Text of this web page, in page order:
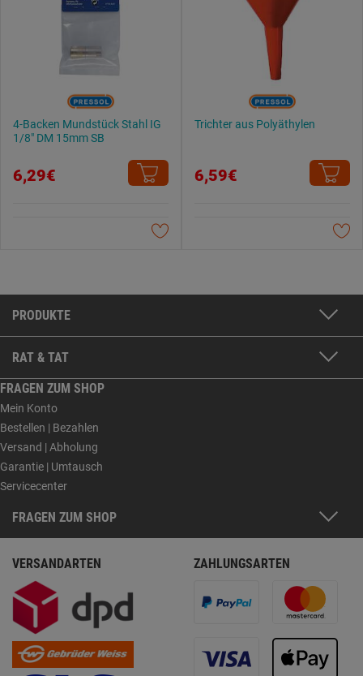
4-Backen Mundstück Stahl IG
1/8" DM 15mm SB
6,29€
Trichter aus Polyäthylen
6,59€
PRODUKTE
RAT & TAT
FRAGEN ZUM SHOP
Mein Konto
Bestellen | Bezahlen
Versand | Abholung
Garantie | Umtausch
Servicecenter
FRAGEN ZUM SHOP
VERSANDARTEN ZAHLUNGSARTEN